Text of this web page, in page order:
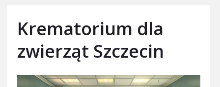
Krematorium dla
zwierząt Szczecin